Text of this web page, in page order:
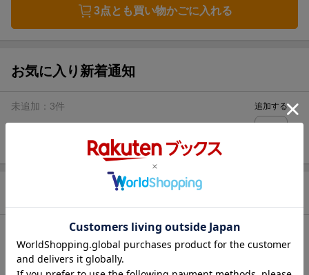
3点とも買い物かごに入れる
お気に入り新着通知
未追加： 3件 追加する
2026年06月02日頃
著者／編集 北川あじゅ
マロン株式